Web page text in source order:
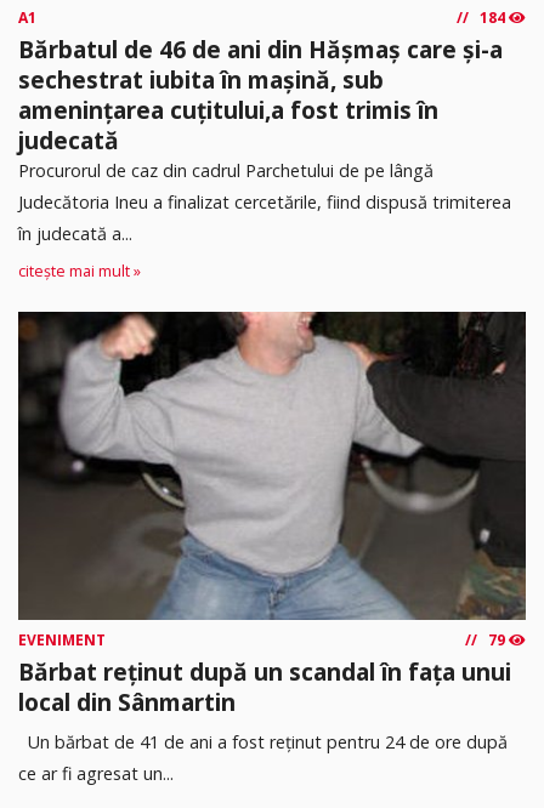
A1 184
Bărbatul de 46 de ani din Hășmaș care și-a
sechestrat iubita în mașină, sub
amenințarea cuțitului,a fost trimis în
judecată
Procurorul de caz din cadrul Parchetului de pe lângă
Judecătoria Ineu a finalizat cercetările, fiind dispusă trimiterea
în judecată a...
citește mai mult »
EVENIMENT 79
Bărbat reținut după un scandal în fața unui
local din Sânmartin
Un bărbat de 41 de ani a fost reținut pentru 24 de ore după
ce ar fi agresat un...